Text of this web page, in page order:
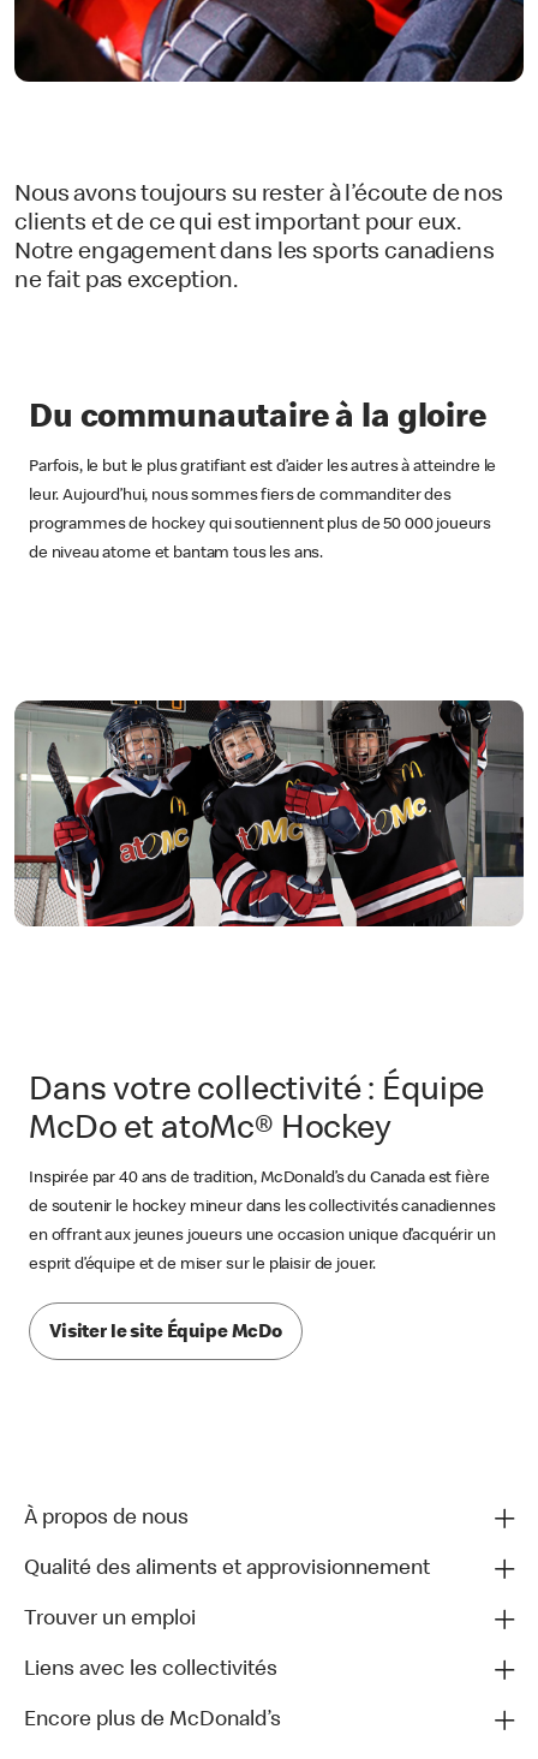
Nous avons toujours su rester à l’écoute de nos
clients et de ce qui est important pour eux.
Notre engagement dans les sports canadiens
ne fait pas exception.
Du communautaire à la gloire
Parfois, le but le plus gratifiant est d’aider les autres à atteindre le
leur. Aujourd’hui, nous sommes fiers de commanditer des
programmes de hockey qui soutiennent plus de 50 000 joueurs
de niveau atome et bantam tous les ans.
Dans votre collectivité : Équipe
McDo et atoMc® Hockey
Inspirée par 40 ans de tradition, McDonald’s du Canada est fière
de soutenir le hockey mineur dans les collectivités canadiennes
en offrant aux jeunes joueurs une occasion unique d’acquérir un
esprit d’équipe et de miser sur le plaisir de jouer.
Visiter le site Équipe McDo
À propos de nous
Qualité des aliments et approvisionnement
Trouver un emploi
Liens avec les collectivités
Encore plus de McDonald’s